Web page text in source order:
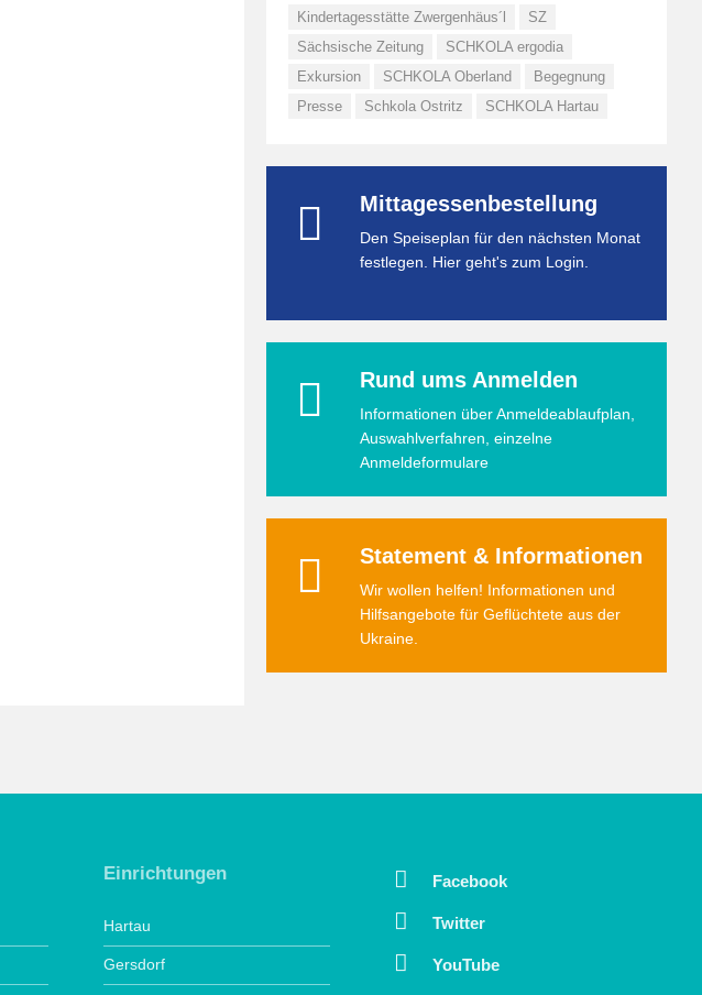
Kindertagesstätte Zwergenhäus´l
SZ
Sächsische Zeitung
SCHKOLA ergodia
Exkursion
SCHKOLA Oberland
Begegnung
Presse
Schkola Ostritz SCHKOLA Hartau
Mittagessenbestellung
Den Speiseplan für den nächsten Monat
festlegen. Hier geht's zum Login.
Rund ums Anmelden
Informationen über Anmeldeablaufplan,
Auswahlverfahren, einzelne
Anmeldeformulare
Statement & Informationen
Wir wollen helfen! Informationen und
Hilfsangebote für Geflüchtete aus der
Ukraine.
Einrichtungen
Hartau
Gersdorf
Facebook
Twitter
YouTube